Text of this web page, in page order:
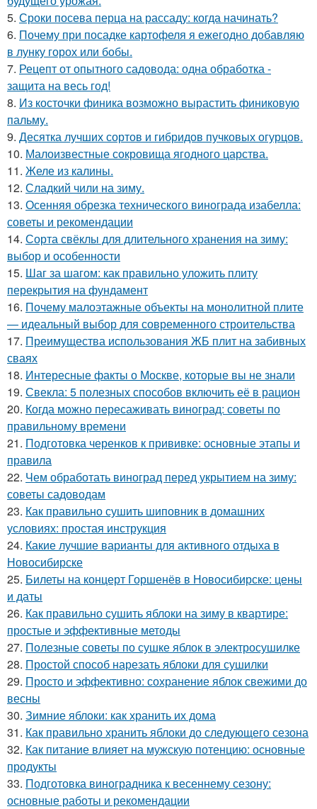
5. Сроки посева перца на рассаду: когда начинать?
6. Почему при посадке картофеля я ежегодно добавляю
в лунку горох или бобы.
7. Рецепт от опытного садовода: одна обработка -
защита на весь год!
8. Из косточки финика возможно вырастить финиковую
пальму.
9. Десятка лучших сортов и гибридов пучковых огурцов.
10. Малоизвестные сокровища ягодного царства.
11. Желе из калины.
12. Сладкий чили на зиму.
13. Осенняя обрезка технического винограда изабелла:
советы и рекомендации
14. Сорта свёклы для длительного хранения на зиму:
выбор и особенности
15. Шаг за шагом: как правильно уложить плиту
перекрытия на фундамент
16. Почему малоэтажные объекты на монолитной плите
— идеальный выбор для современного строительства
17. Преимущества использования ЖБ плит на забивных
сваях
18. Интересные факты о Москве, которые вы не знали
19. Свекла: 5 полезных способов включить её в рацион
20. Когда можно пересаживать виноград: советы по
правильному времени
21. Подготовка черенков к прививке: основные этапы и
правила
22. Чем обработать виноград перед укрытием на зиму:
советы садоводам
23. Как правильно сушить шиповник в домашних
условиях: простая инструкция
24. Какие лучшие варианты для активного отдыха в
Новосибирске
25. Билеты на концерт Горшенёв в Новосибирске: цены
и даты
26. Как правильно сушить яблоки на зиму в квартире:
простые и эффективные методы
27. Полезные советы по сушке яблок в электросушилке
28. Простой способ нарезать яблоки для сушилки
29. Просто и эффективно: сохранение яблок свежими до
весны
30. Зимние яблоки: как хранить их дома
31. Как правильно хранить яблоки до следующего сезона
32. Как питание влияет на мужскую потенцию: основные
продукты
33. Подготовка виноградника к весеннему сезону:
основные работы и рекомендации